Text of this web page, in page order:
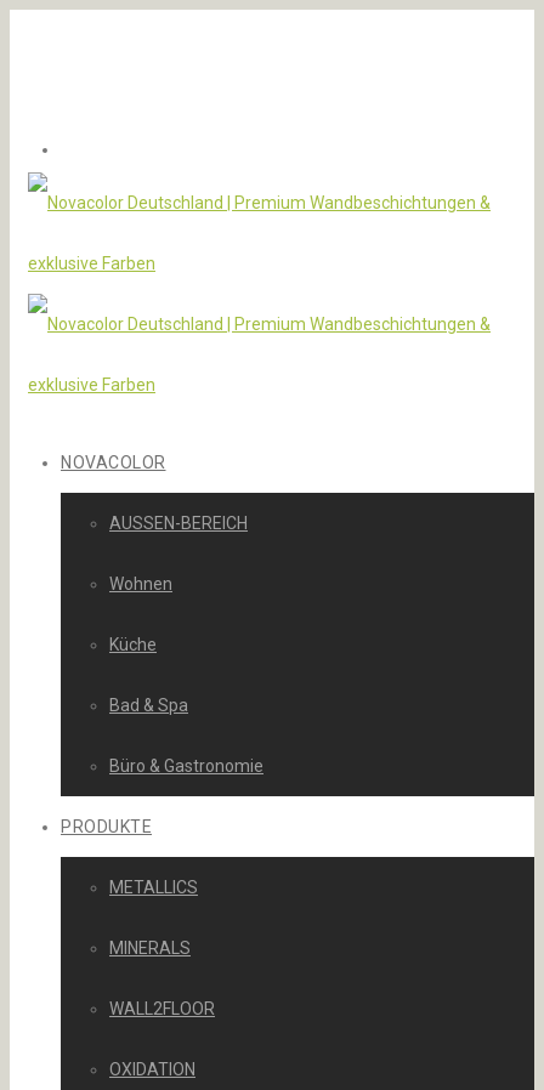
NOVACOLOR
AUSSEN-BEREICH
Wohnen
Küche
Bad & Spa
Büro & Gastronomie
PRODUKTE
METALLICS
MINERALS
WALL2FLOOR
OXIDATION